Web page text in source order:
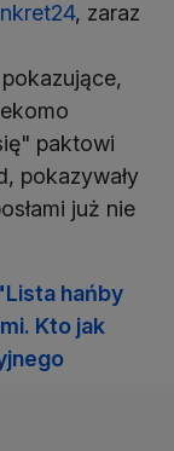
, zaraz
paktowi
pokazywały
już nie
hańby
Kto jak